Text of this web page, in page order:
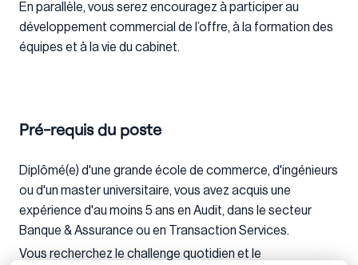
En parallèle, vous serez encouragez à participer au
développement commercial de l’offre, à la formation des
équipes et à la vie du cabinet.
Pré-requis du poste
Diplômé(e) d'une grande école de commerce, d'ingénieurs
ou d'un master universitaire, vous avez acquis une
expérience d'au moins 5 ans en Audit, dans le secteur
Banque & Assurance ou en Transaction Services.
Vous recherchez le challenge quotidien et le